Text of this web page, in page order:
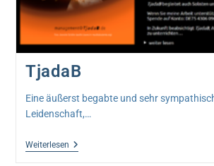
TjadaB
Eine äußerst begabte und sehr
Leidenschaft,…
WeiterlesenTjadaB